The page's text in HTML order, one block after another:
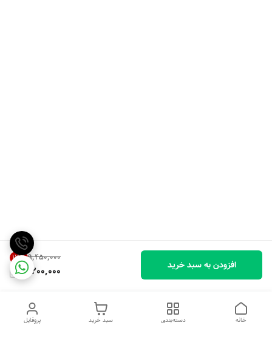
۹٬۴۵۰٬۰۰۰ 13%
8,200,000 افزودن به سبد خرید
پروفایل سبد خرید دسته‌بندی خانه